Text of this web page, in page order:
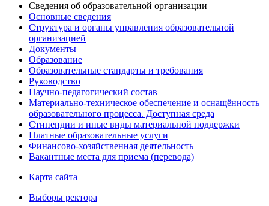
Сведения об образовательной организации
Основные сведения
Структура и органы управления образовательной
организацией
Документы
Образование
Образовательные стандарты и требования
Руководство
Научно-педагогический состав
Материально-техническое обеспечение и оснащённость
образовательного процесса. Доступная среда
Стипендии и иные виды материальной поддержки
Платные образовательные услуги
Финансово-хозяйственная деятельность
Вакантные места для приема (перевода)
Карта сайта
Выборы ректора